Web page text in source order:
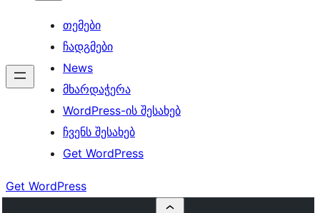
თემები
ჩადგმები
News
მხარდაჭერა
WordPress-ის შესახებ
ჩვენს შესახებ
Get WordPress
Get WordPress